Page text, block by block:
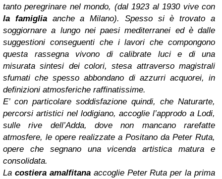
tanto peregrinare nel mondo, (dal 1923 al 1930 vive con
la famigliaanche a Milano). Spesso si è trovato a
soggiornare a lungo nei paesi mediterranei ed è dalle
suggestioni conseguenti che i lavori che compongono
questa rassegna vivono di calibrate luci e di una
misurata sintesi dei colori, stesa attraverso magistrali
sfumati che spesso abbondano di azzurri acquorei, in
definizioni atmosferiche raffinatissime.
E’ con particolare soddisfazione quindi, che Naturarte,
percorsi artistici nel lodigiano, accoglie l’approdo a Lodi,
sulle rive dell’Adda, dove non mancano rarefatte
atmosfere, le opere realizzate a Positano da Peter Ruta,
opere che segnano una vicenda artistica matura e
consolidata.
La costiera amalfitanaaccoglie Peter Ruta per la prima